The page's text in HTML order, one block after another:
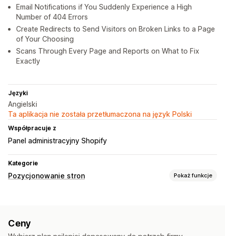
Email Notifications if You Suddenly Experience a High
Number of 404 Errors
Create Redirects to Send Visitors on Broken Links to a Page
of Your Choosing
Scans Through Every Page and Reports on What to Fix
Exactly
Języki
Angielski
Ta aplikacja nie została przetłumaczona na język Polski
Współpracuje z
Panel administracyjny Shopify
Kategorie
Pozycjonowanie stron Pokaż funkcje
Optymalizacja adresów URL
Ceny